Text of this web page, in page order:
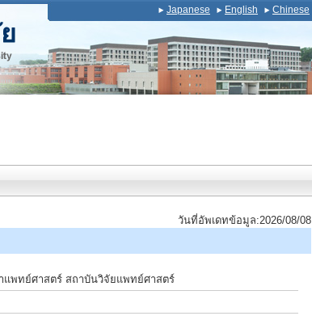
Japanese English Chinese
วันที่อัพเดทข้อมูล:2026/08/08
แพทย์ศาสตร์ สถาบันวิจัยแพทย์ศาสตร์